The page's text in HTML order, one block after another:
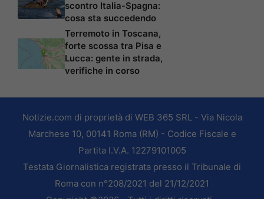
scontro Italia-Spagna:
cosa sta succedendo
Terremoto in Toscana,
forte scossa tra Pisa e
Lucca: gente in strada,
verifiche in corso
Notizie.com di proprietà di WEB 365 SRL - Via Nicola
Marchese 10, 00141 Roma (RM) - Codice Fiscale e
Partita I.V.A. 12279101005
Testata Giornalistica registrata presso il Tribunale di
Roma con n°208/2021 del 21/12/2021